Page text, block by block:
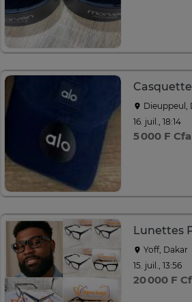
Dieuppeul,
16. juil., 18:14
5 000 F Cfa
Yoff, Dakar
15. juil., 13:56
20 000 F